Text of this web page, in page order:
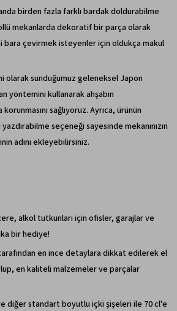
anda birden fazla farklı bardak doldurabilme
mekanlarda dekoratif bir parça olarak
bara çevirmek isteyenler için oldukça makul
sunduğumuz geleneksel Japon
yöntemini kullanarak ahşabın
sağlıyoruz. Ayrıca, ürünün
seçeneği sayesinde mekanınızın
adını ekleyebilirsiniz.
alkol tutkunları için ofisler, garajlar ve
bir hediye!
en ince detaylara dikkat edilerek el
en kaliteli malzemeler ve parçalar
diğer standart boyutlu içki şişeleri ile 70 cl'e